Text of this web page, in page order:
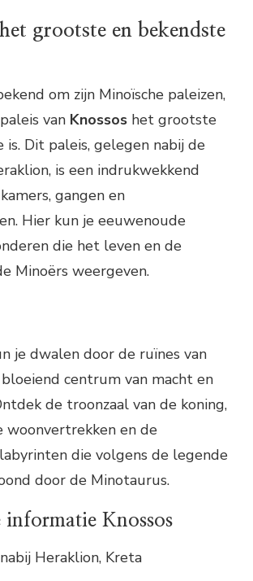
grootste en bekendste
om zijn Minoïsche paleizen,
van Knossos het grootste
is. Dit paleis, gelegen nabij de
is een indrukwekkend
gangen en
Hier kun je eeuwenoude
die het leven en de
Minoërs weergeven.
je dwalen door de ruïnes van
centrum van macht en
de troonzaal van de koning,
woonvertrekken en de
die volgens de legende
door de Minotaurus.
informatie Knossos
Heraklion, Kreta